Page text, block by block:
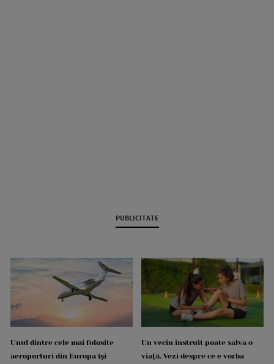
PUBLICITATE
Unul dintre cele mai folosite
aeroporturi din Europa își
Un vecin instruit poate salva o
viață. Vezi despre ce e vorba